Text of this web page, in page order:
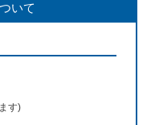
いて
す)